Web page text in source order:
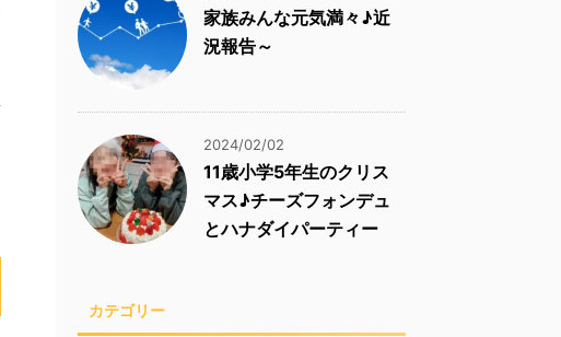
家族みんな元気満々♪近
況報告～
2024/02/02
11歳小学5年生のクリス
マス♪チーズフォンデュ
とハナダイパーティー
カテゴリー